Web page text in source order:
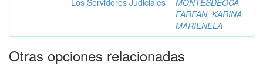
Los Servidores Judiciales
MONTESDEOCA
FARFAN, KARINA
MARIENELA
Otras opciones relacionadas